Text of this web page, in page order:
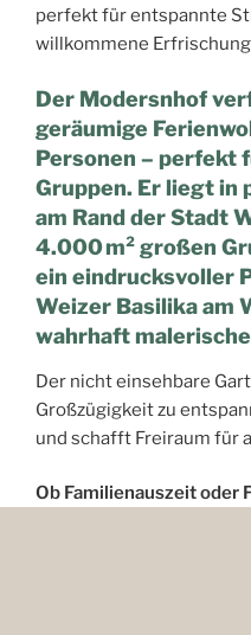
perfekt für entspannte
willkommene
Der Modersnhof
geräumige
Personen – perfekt
Gruppen. Er liegt in
am Rand der Stadt
4.000 m² großen
ein eindrucksvoller
Weizer Basilika am
wahrhaft
Der nicht einsehbare
Großzügigkeit zu
und schafft Freiraum für
Ob Familienauszeit oder